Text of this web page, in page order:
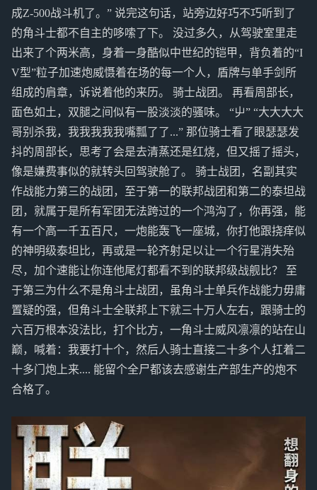
成Z-500战斗机了。” 说完这句话，站旁边好巧不巧听到了
的角斗士都不自主的哆嗦了下。 没过多久，从驾驶室里走
出来了个两米高，身着一身酷似中世纪的铠甲，背负着的“I
V型”粒子加速炮威慑着在场的每一个人，盾牌与单手剑所
组成的肩章，诉说着他的来历。 骑士战团。 再看周部长，
面色如土，双腿之间似有一股淡淡的骚味。 “屮” “大大大大
哥别杀我，我我我我我嘴瓢了了...” 那位骑士看了眼瑟瑟发
抖的周部长，思考了会是去清蒸还是红烧，但又摇了摇头，
像是嫌费事似的就转头回驾驶舱了。 骑士战团，名副其实
作战能力第三的战团，至于第一的联邦战团和第二的泰坦战
团，就属于是所有军团无法跨过的一个鸿沟了，你再强，能
有一个高一千五百尺，一炮能轰飞一座城，你打他跟挠痒似
的神明级泰坦比，再或是一轮齐射足以让一个行星消失殆
尽，加个速能让你连他尾灯都看不到的联邦级战舰比？ 至
于第三为什么不是角斗士战团，虽角斗士单兵作战能力毋庸
置疑的强，但角斗士全联邦上下就三十万人左右，跟骑士的
六百万根本没法比，打个比方，一角斗士威风凛凛的站在山
巅，喊着：我要打十个，然后人骑士直接二十多个人扛着二
十多门炮上来.... 能留个全尸都该去感谢生产部生产的炮不
合格了。